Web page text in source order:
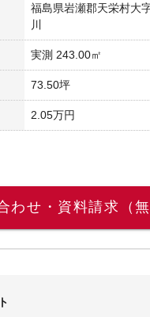
福島県岩瀬郡天栄村大
川
実測 243.00㎡
73.50坪
2.05万円
わせ・資料請求（無